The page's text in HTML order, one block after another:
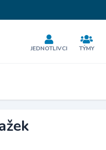
JEDNOTLIVCI TÝMY